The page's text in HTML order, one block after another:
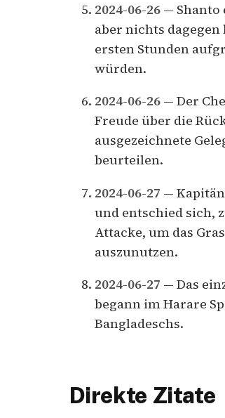
2024-06-26— Shanto
aber nichts
ersten Stunden
würden.
2024-06-26— Der
Freude über die
ausgezeichnete
beurteilen.
2024-06-27 —
und entschied sich,
Attacke, um das
auszunutzen.
2024-06-27 — Das
begann im Harare
Bangladeschs.
Direkte Zitate